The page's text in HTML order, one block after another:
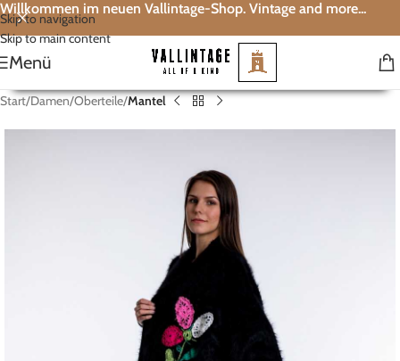
Skip to navigation
Skip to main content
Willkommen im neuen Vallintage-Shop. Vintage and more...
Menü
Start Damen Oberteile Mantel